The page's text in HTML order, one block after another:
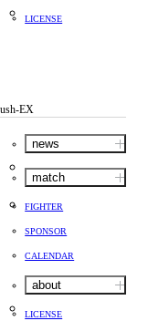
LICENSE
EX
news
match
FIGHTER
SPONSOR
CALENDAR
about
LICENSE